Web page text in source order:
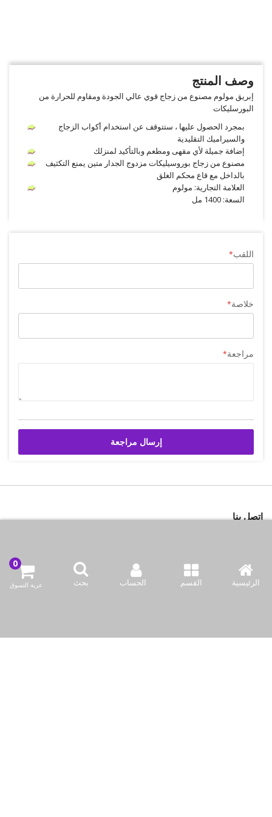
الرئيسية القسم الحساب بحث عربة التسوق
وصف المنتج
إبريق مولوم مصنوع من زجاج قوي عالي الجودة ومقاوم للحرارة من
البورسليكات
بمجرد الحصول عليها ، ستتوقف عن استخدام أكواب الزجاج
والسيراميك التقليدية
إضافة جميلة لأي مقهى ومطعم وبالتأكيد لمنزلك
مصنوع من زجاج بوروسيليكات مزدوج الجدار متين يمنع التكثيف
بالداخل مع قاع محكم الغلق
العلامة التجارية: مولوم
السعة: 1400 مل
اللقب
خلاصة
مراجعة
إرسال مراجعة
اتصل بنا
الكويت / الفروانية المحافظة / صناعة العارضية قطعة 2 / مبنى 93
info@bazaar.com.kw